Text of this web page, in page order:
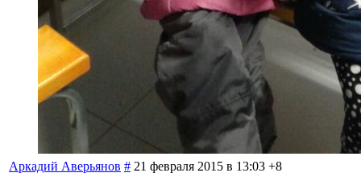
Аркадий Аверьянов # 21 февраля 2015 в 13:03 +8